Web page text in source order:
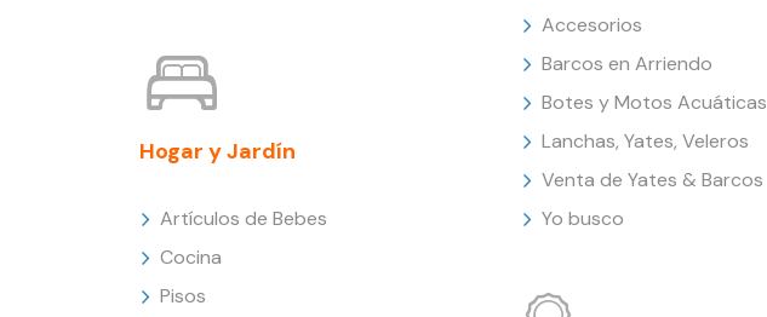
Hogar y Jardín
Artículos de Bebes
Cocina
Pisos
Accesorios
Barcos en Arriendo
Botes y Motos Acuáticas
Lanchas, Yates, Veleros
Venta de Yates & Barcos
Yo busco